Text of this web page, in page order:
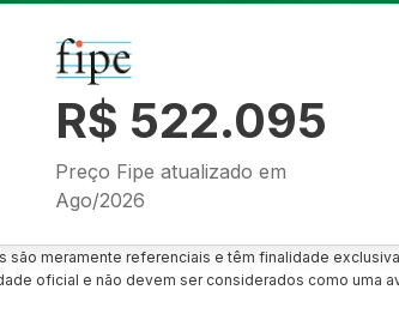
R$ 522.095
Preço Fipe atualizado em
Ago/2026
são meramente referenciais e têm finalidade
oficial e não devem ser considerados como uma